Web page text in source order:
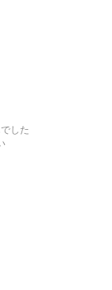
した